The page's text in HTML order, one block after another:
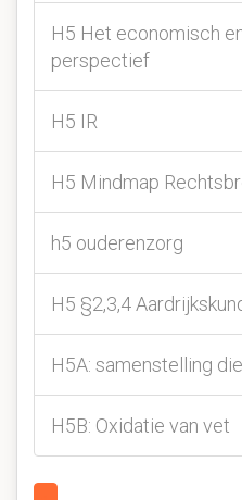
H5 Het economisch
perspectief
H5 IR
H5 Mindmap
h5 ouderenzorg
H5 §2,3,4
H5A: samenstelling
H5B: Oxidatie van vet